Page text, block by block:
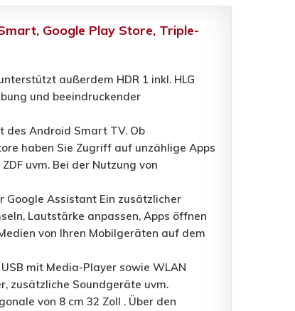
Google Play Store, Triple-
außerdem HDR 1 inkl. HLG
und beeindruckender
des Android Smart TV. Ob
haben Sie Zugriff auf unzählige Apps
uvm. Bei der Nutzung von
Google Assistant Ein zusätzlicher
Lautstärke anpassen, Apps öffnen
von Ihren Mobilgeräten auf dem
USB mit Media-Player sowie WLAN
zusätzliche Soundgeräte uvm.
von 8 cm 32 Zoll . Über den